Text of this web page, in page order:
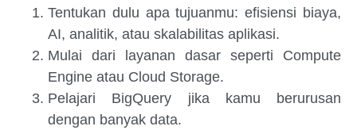
Tentukan dulu apa tujuanmu: efisiensi biaya,
AI, analitik, atau skalabilitas aplikasi.
Mulai dari layanan dasar seperti Compute
Engine atau Cloud Storage.
Pelajari BigQuery jika kamu berurusan
dengan banyak data.